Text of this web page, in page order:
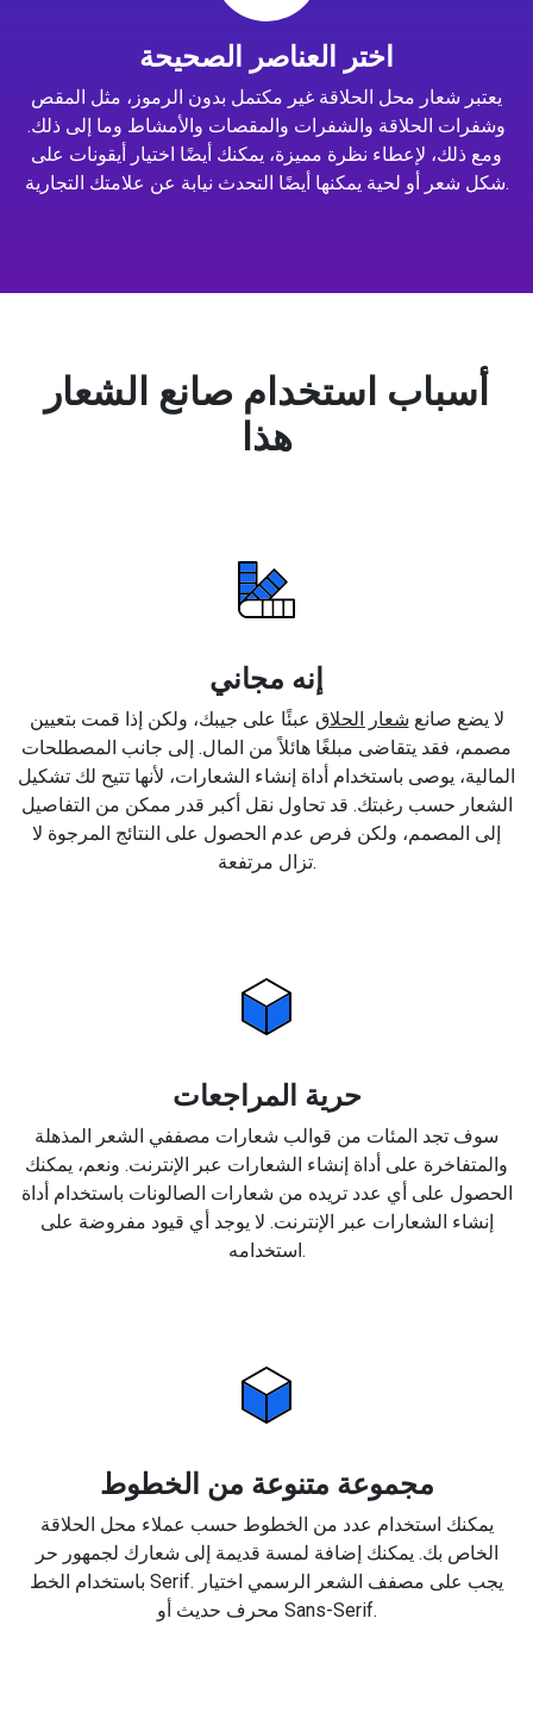
اختر العناصر الصحيحة
يعتبر شعار محل الحلاقة غير مكتمل بدون الرموز، مثل المقص
وشفرات الحلاقة والشفرات والمقصات والأمشاط وما إلى ذلك.
ومع ذلك، لإعطاء نظرة مميزة، يمكنك أيضًا اختيار أيقونات على
شكل شعر أو لحية يمكنها أيضًا التحدث نيابة عن علامتك التجارية.
أسباب استخدام صانع الشعار
هذا
إنه مجاني
لا يضع صانع شعار الحلاق عبئًا على جيبك، ولكن إذا قمت بتعيين
مصمم، فقد يتقاضى مبلغًا هائلاً من المال. إلى جانب المصطلحات
المالية، يوصى باستخدام أداة إنشاء الشعارات، لأنها تتيح لك تشكيل
الشعار حسب رغبتك. قد تحاول نقل أكبر قدر ممكن من التفاصيل
إلى المصمم، ولكن فرص عدم الحصول على النتائج المرجوة لا
تزال مرتفعة.
حرية المراجعات
سوف تجد المئات من قوالب شعارات مصففي الشعر المذهلة
والمتفاخرة على أداة إنشاء الشعارات عبر الإنترنت. ونعم، يمكنك
الحصول على أي عدد تريده من شعارات الصالونات باستخدام أداة
إنشاء الشعارات عبر الإنترنت. لا يوجد أي قيود مفروضة على
استخدامه.
مجموعة متنوعة من الخطوط
يمكنك استخدام عدد من الخطوط حسب عملاء محل الحلاقة
الخاص بك. يمكنك إضافة لمسة قديمة إلى شعارك لجمهور حر
باستخدام الخط Serif. يجب على مصفف الشعر الرسمي اختيار
محرف حديث أو Sans-Serif.